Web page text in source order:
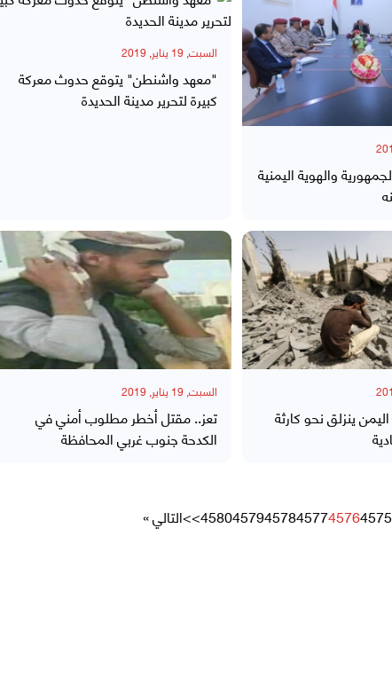
والهوية اليمنية
السبت, 19 يناير, 2019
"معهد واشنطن" يتوقع حدوث معركة
كبيرة لتحرير مدينة الحديدة
ينزلق نحو كارثة
السبت, 19 يناير, 2019
تعز.. مقتل أخطر مطلوب أمني في
الكدحة جنوب غربي المحافظة
4575
4576
4577
4578
4579
4580
>>التالي »